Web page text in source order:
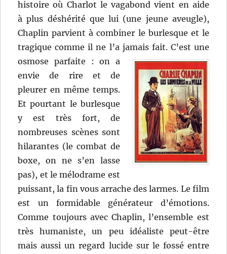
histoire où Charlot le vagabond vient en aide
à plus déshérité que lui (une jeune aveugle),
Chaplin parvient à combiner le burlesque et le
tragique comme il ne l’a jamais fait. C’est une
osmose parfaite : on a
envie de rire et de
pleurer en même temps.
Et pourtant le burlesque
y est très fort, de
nombreuses scènes sont
hilarantes (le combat de
boxe, on ne s’en lasse
pas), et le mélodrame est
puissant, la fin vous arrache des larmes. Le film
est un formidable générateur d’émotions.
Comme toujours avec Chaplin, l’ensemble est
très humaniste, un peu idéaliste peut-être
mais aussi un regard lucide sur le fossé entre